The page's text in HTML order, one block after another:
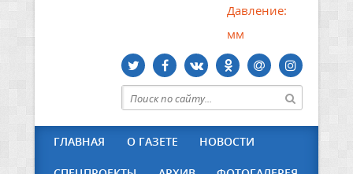
Давление:
мм
ГЛАВНАЯ О ГАЗЕТЕ НОВОСТИ